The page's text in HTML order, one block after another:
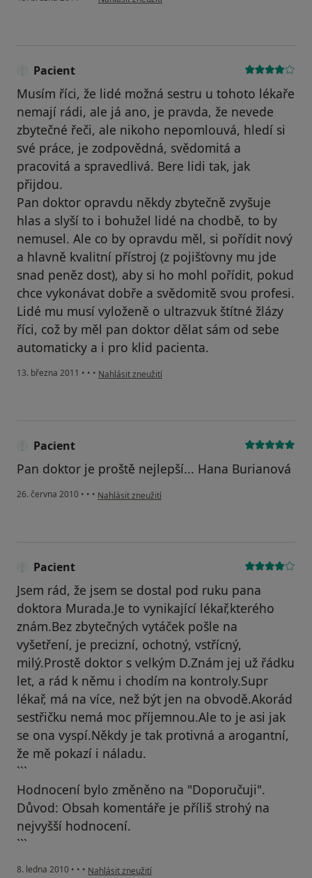
Pacient
Musím říci, že lidé možná sestru u tohoto lékaře
nemají rádi, ale já ano, je pravda, že nevede
zbytečné řeči, ale nikoho nepomlouvá, hledí si
své práce, je zodpovědná, svědomitá a
pracovitá a spravedlivá. Bere lidi tak, jak
přijdou.
Pan doktor opravdu někdy zbytečně zvyšuje
hlas a slyší to i bohužel lidé na chodbě, to by
nemusel. Ale co by opravdu měl, si pořídit nový
a hlavně kvalitní přístroj (z pojišťovny mu jde
snad peněz dost), aby si ho mohl pořídit, pokud
chce vykonávat dobře a svědomitě svou profesi.
Lidé mu musí vyloženě o ultrazvuk štítné žlázy
říci, což by měl pan doktor dělat sám od sebe
automaticky a i pro klid pacienta.
13. března 2011 • • • podle názoru uživatele Pacient
Nahlásit zneužití
Pacient
Pan doktor je proště nejlepší... Hana Burianová
26. června 2010 • • • podle názoru uživatele Pacient
Nahlásit zneužití
Pacient
Jsem rád, že jsem se dostal pod ruku pana
doktora Murada.Je to vynikající lékař,kterého
znám.Bez zbytečných vytáček pošle na
vyšetření, je precizní, ochotný, vstřícný,
milý.Prostě doktor s velkým D.Znám jej už řádku
let, a rád k němu i chodím na kontroly.Supr
lékař, má na více, než být jen na obvodě.Akorád
sestřičku nemá moc příjemnou.Ale to je asi jak
se ona vyspí.Někdy je tak protivná a arogantní,
že mě pokazí i náladu.
```
Hodnocení bylo změněno na "Doporučuji".
Důvod: Obsah komentáře je příliš strohý na
nejvyšší hodnocení.
```
8. ledna 2010 • • • podle názoru uživatele Pacient
Nahlásit zneužití